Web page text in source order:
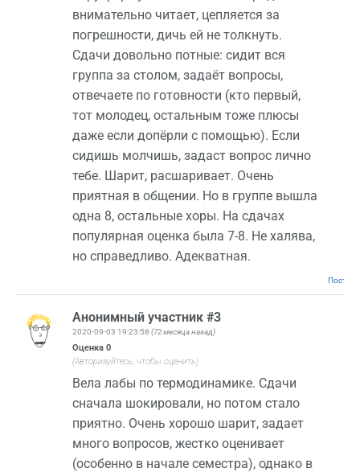
внимательно читает, цепляется за
погрешности, дичь ей не толкнуть.
Сдачи довольно потные: сидит вся
группа за столом, задаёт вопросы,
отвечаете по готовности (кто первый,
тот молодец, остальным тоже плюсы
даже если допёрли с помощью). Если
сидишь молчишь, задаст вопрос лично
тебе. Шарит, расшаривает. Очень
приятная в общении. Но в группе вышла
одна 8, остальные хоры. На сдачах
популярная оценка была 7-8. Не халява,
но справедливо. Адекватная.
Анонимный участник #3
2020-09-03 19:23:58 (72 месяца назад)
Оценка 0
(Авторизуйтесь, чтобы оценить)
Вела лабы по термодинамике. Сдачи
сначала шокировали, но потом стало
приятно. Очень хорошо шарит, задает
много вопросов, жестко оценивает
(особенно в начале семестра), однако в